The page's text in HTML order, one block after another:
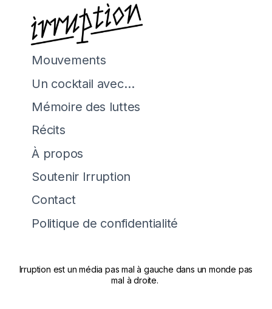
Mouvements
Un cocktail avec…
Mémoire des luttes
Récits
À propos
Soutenir Irruption
Contact
Politique de confidentialité
Irruption est un média pas mal à gauche dans un monde pas
mal à droite.